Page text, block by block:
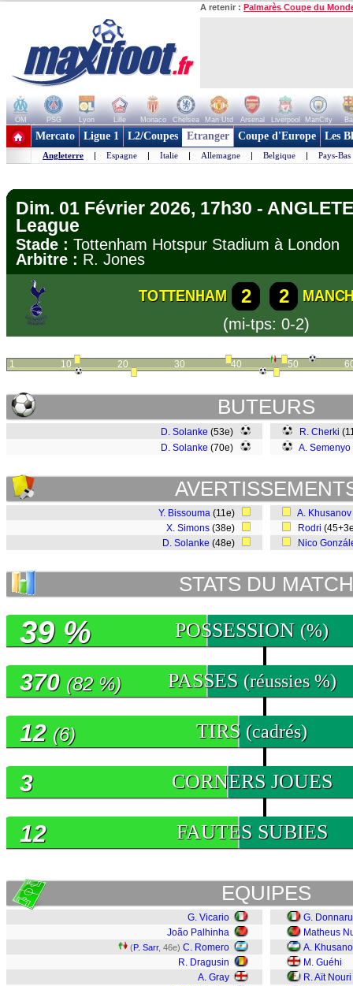
A retenir : Palmarès Coupe du
OM PSG Lyon Lille Monaco Chelsea Man Utd Arsenal Liverpool ManCity
+ de clubs
Mercato Ligue 1 L2/Coupes Etranger Coupe d'Europe Les
Angleterre | Espagne | Italie | Allemagne | Belgique | Pays-Bas
Dim. 01 Février 2026, 17h30 -
League
Stade : Tottenham Hotspur Stadium à
Arbitre : R. Jones
TOTTENHAM 2 2
(mi-tps: 0-2)
1 10 20 30 40 50
BUTEURS
D. Solanke (53e)
D. Solanke (70e)
R. Cherki
A. Semenyo
Y. Bissouma (11e)
X. Simons (38e)
D. Solanke (48e)
A. Khusanov
Rodri
Nico
STATS DU MATCH
POSSESSION (%)
39 %
PASSES (réussies %)
370 (82 %)
TIRS (cadrés)
12 (6)
CORNERS JOUES
3
FAUTES SUBIES
12
EQUIPES
G. Vicario
João Palhinha
(P. Sarr, 46e) C. Romero
R. Dragusin
A. Gray
G.
Matheus
A.
M. Guéhi
R. Aït Nouri